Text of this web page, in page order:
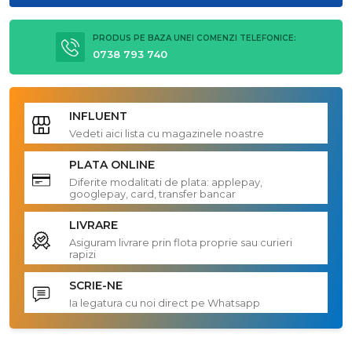
PRODUS PE BAZA UNEI COMENZI TELEFONICE:
0738 793 740
INFLUENT
Vedeti aici lista cu magazinele noastre
PLATA ONLINE
Diferite modalitati de plata: applepay,
googlepay, card, transfer bancar
LIVRARE
Asiguram livrare prin flota proprie sau curieri
rapizi
SCRIE-NE
Ia legatura cu noi direct pe Whatsapp